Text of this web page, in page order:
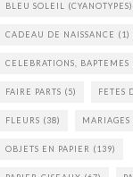
BLEU SOLEIL (CYANOTYPES)
CADEAU DE NAISSANCE (1)
CELEBRATIONS, BAPTEMES
FAIRE PARTS (5) FETES
FLEURS (38) MARIAGES
OBJETS EN PAPIER (139)